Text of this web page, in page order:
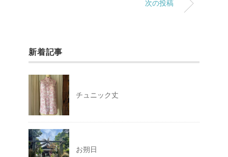
次の投稿
新着記事
チュニック丈
お朔日